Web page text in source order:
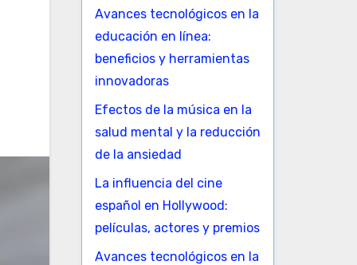
Avances tecnológicos en la
educación en línea:
beneficios y herramientas
innovadoras
Efectos de la música en la
salud mental y la reducción
de la ansiedad
La influencia del cine
español en Hollywood:
películas, actores y premios
Avances tecnológicos en la